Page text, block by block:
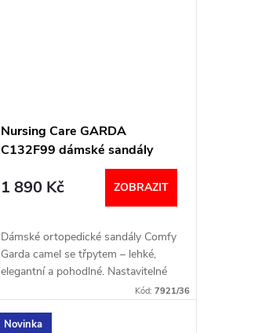
Nursing Care GARDA
C132F99 dámské sandály
1 890 Kč ZOBRAZIT
Dámské ortopedické sandály Comfy
Garda camel se třpytem – lehké,
elegantní a pohodlné. Nastavitelné
páskyna suchý zip. Anatomická
zdravý krok v...
Kód: 7921/36
Novinka